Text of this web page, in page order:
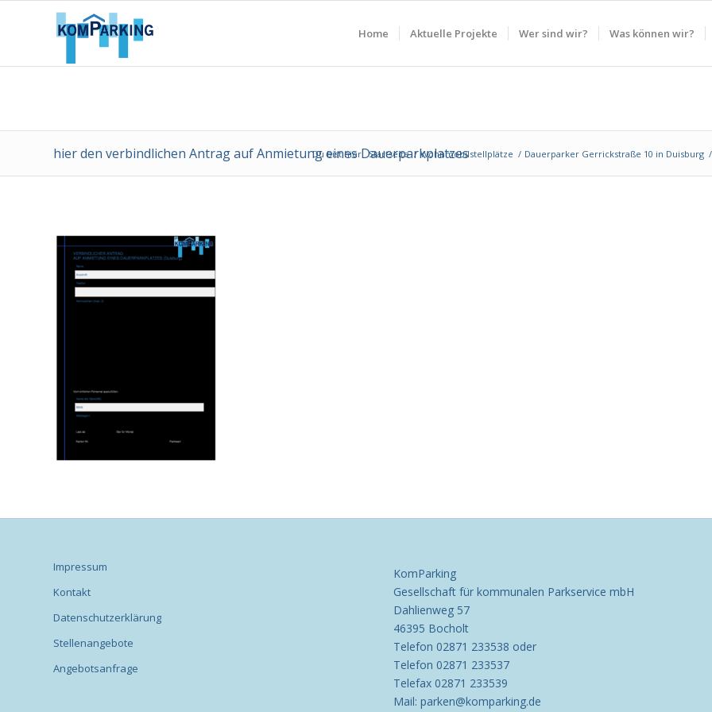
Home Aktuelle Projekte Wer sind wir? Was können wir?
hier den verbindlichen Antrag auf Anmietung eines Dauerparkplatzes
Du bist hier: Startseite / Wohnmobilstellplätze / Dauerparker Gerrickstraße 10 in Duisburg /
Impressum
Kontakt
Datenschutzerklärung
Stellenangebote
Angebotsanfrage
KomParking
Gesellschaft für kommunalen Parkservice mbH
Dahlienweg 57
46395 Bocholt
Telefon 02871 233538 oder
Telefon 02871 233537
Telefax 02871 233539
Mail: parken@komparking.de